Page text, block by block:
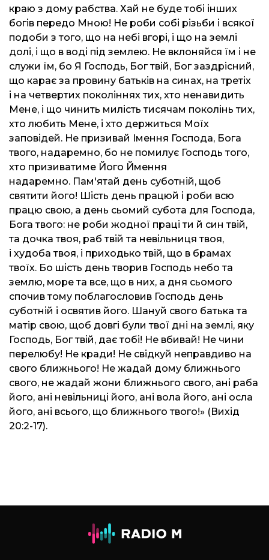
краю з дому рабства. Хай не буде тобі інших
богів передо Мною! Не роби собі різьби і всякої
подоби з того, що на небі вгорі, і що на землі
долі, і що в воді під землею. Не вклоняйся їм і не
служи їм, бо Я Господь, Бог твій, Бог заздрісний,
що карає за провину батьків на синах, на третіх
і на четвертих поколіннях тих, хто ненавидить
Мене, і що чинить милість тисячам поколінь тих,
хто любить Мене, і хто держиться Моїх
заповідей. Не призивай Імення Господа, Бога
твого, надаремно, бо не помилує Господь того,
хто призиватиме Його Ймення
надаремно. Пам'ятай день суботній, щоб
святити його! Шість день працюй і роби всю
працю свою, а день сьомий субота для Господа,
Бога твого: не роби жодної праці ти й син твій,
та дочка твоя, раб твій та невільниця твоя,
і худоба твоя, і приходько твій, що в брамах
твоїх. Бо шість день творив Господь небо та
землю, море та все, що в них, а дня сьомого
спочив тому поблагословив Господь день
суботній і освятив його. Шануй свого батька та
матір свою, щоб довгі були твої дні на землі, яку
Господь, Бог твій, дає тобі! Не вбивай! Не чини
перелюбу! Не кради! Не свідкуй неправдиво на
свого ближнього! Не жадай дому ближнього
свого, не жадай жони ближнього свого, ані раба
його, ані невільниці його, ані вола його, ані осла
його, ані всього, що ближнього твого!» (Вихід
20:2-17).